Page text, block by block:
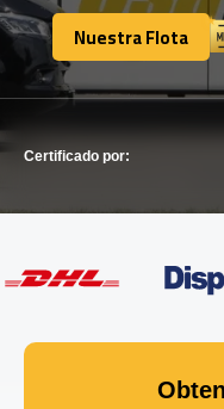
FLOTA
Nuestra Flota
Nuestra Flota
Certificado por: